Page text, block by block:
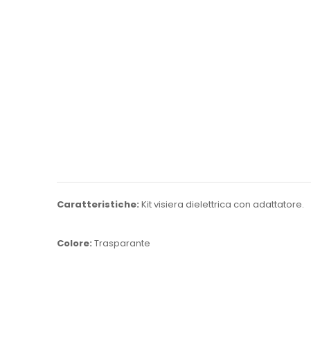
Caratteristiche: Kit visiera dielettrica con adattatore.
Colore: Trasparante